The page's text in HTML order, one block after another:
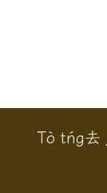
Tò tńg去